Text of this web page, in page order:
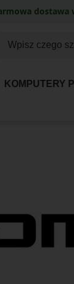
KOMPUTERY
dostawa